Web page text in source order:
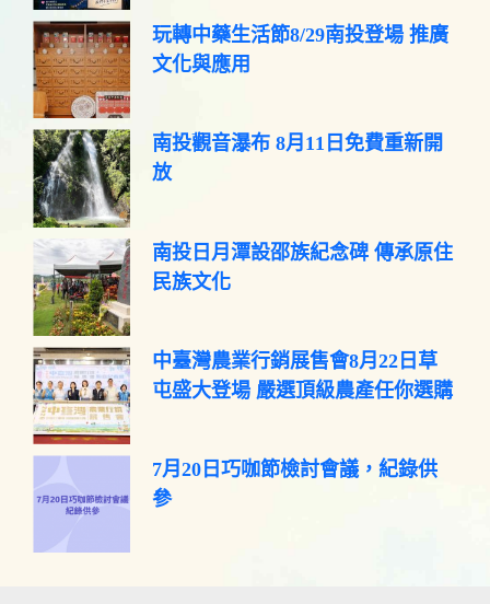
玩轉中藥生活節8/29南投登場 推廣
文化與應用
南投觀音瀑布 8月11日免費重新開
放
南投日月潭設邵族紀念碑 傳承原住
民族文化
中臺灣農業行銷展售會8月22日草
屯盛大登場 嚴選頂級農產任你選購
7月20日巧咖節檢討會議，紀錄供
參